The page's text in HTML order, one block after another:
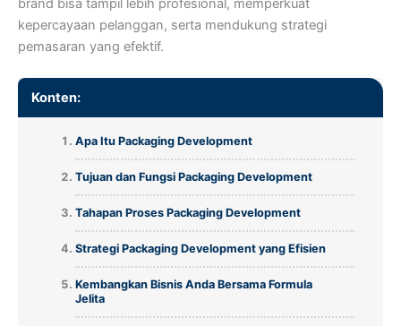
brand bisa tampil lebih profesional, memperkuat
kepercayaan pelanggan, serta mendukung strategi
pemasaran yang efektif.
Konten:
Apa Itu Packaging Development
Tujuan dan Fungsi Packaging Development
Tahapan Proses Packaging Development
Strategi Packaging Development yang Efisien
Kembangkan Bisnis Anda Bersama Formula
Jelita